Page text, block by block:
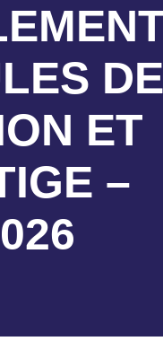
ET
–